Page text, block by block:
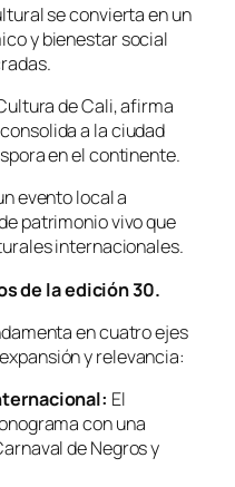
se convierta en un
y bienestar social
de Cali, afirma
a la ciudad
en el continente.
evento local a
patrimonio vivo que
internacionales.
de la edición 30.
en cuatro ejes
y relevancia:
El
con una
de Negros y